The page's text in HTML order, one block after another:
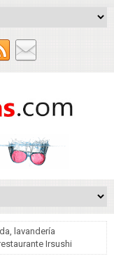
lavandería
Irsushi